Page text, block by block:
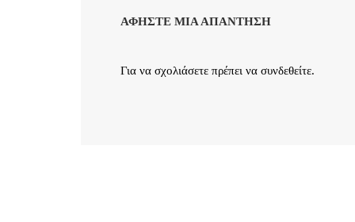
ΑΦΉΣΤΕ ΜΙΑ ΑΠΆΝΤΗΣΗ
Για να σχολιάσετε πρέπει να συνδεθείτε.